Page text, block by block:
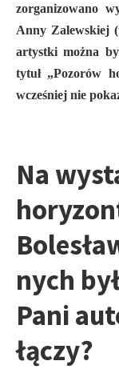
zorganizowano
Anny Zalewskiej
artystki można
tytuł „Pozorów
wcześniej nie
Na
nych
Pani
łączy?